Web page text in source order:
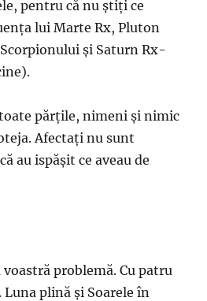
pentru că nu ştiţi ce
lui Marte Rx, Pluton
şi Saturn Rx-
părţile, nimeni şi nimic
Afectaţi nu sunt
au ispăşit ce aveau de
problemă. Cu patru
plină şi Soarele în